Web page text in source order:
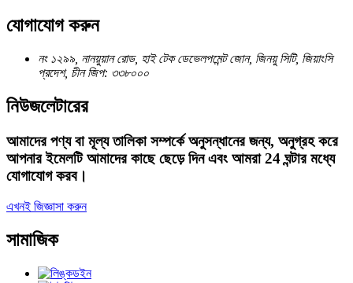
যোগাযোগ করুন
নং ১২৯৯, নানয়ুয়ান রোড, হাই টেক ডেভেলপমেন্ট জোন, জিনয়ু সিটি, জিয়াংসি
প্রদেশ, চীন জিপ: ৩৩৮০০০
নিউজলেটারের
আমাদের পণ্য বা মূল্য তালিকা সম্পর্কে অনুসন্ধানের জন্য, অনুগ্রহ করে
আপনার ইমেলটি আমাদের কাছে ছেড়ে দিন এবং আমরা 24 ঘন্টার মধ্যে
যোগাযোগ করব।
এখনই জিজ্ঞাসা করুন
সামাজিক